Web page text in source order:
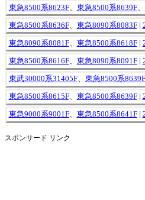
東急8500系8623F、 東急8500系8639F、
東急8500系8636F、 東急8090系8083F|
東急8090系8081F、 東急8500系8618F|
東急8500系8616F、 東急8090系8091F|
東武30000系31405F、 東急8500系8639F
東急8500系8615F、 東急8500系8639F|
東急9000系9001F、 東急8500系8641F|
スポンサード リンク